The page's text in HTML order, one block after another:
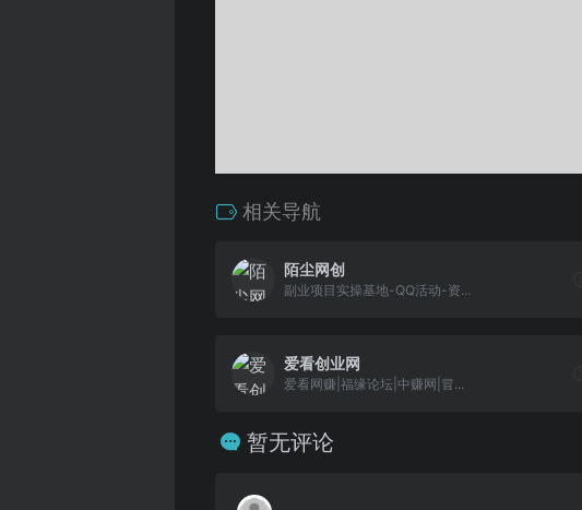
相关导航
陌尘网创
副业项目实操基地-QQ活动-资...
爱看创业网
爱看网赚|福缘论坛|中赚网|冒...
暂无评论